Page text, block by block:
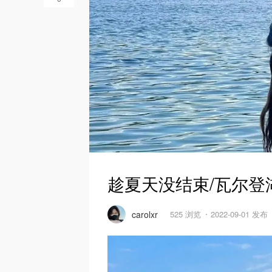
趁夏天没结束/瓦尔登
carolxr 525 浏览 2022-09-01 发布